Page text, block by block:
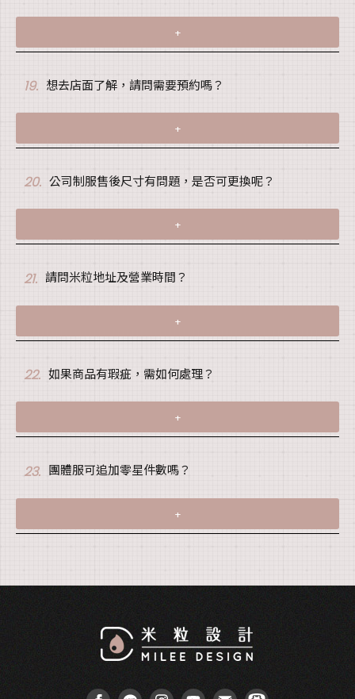
+
19. 想去店面了解，請問需要預約嗎？
+
20. 公司制服售後尺寸有問題，是否可更換呢？
+
21. 請問米粒地址及營業時間？
+
22. 如果商品有瑕疵，需如何處理？
+
23. 團體服可追加零星件數嗎？
+